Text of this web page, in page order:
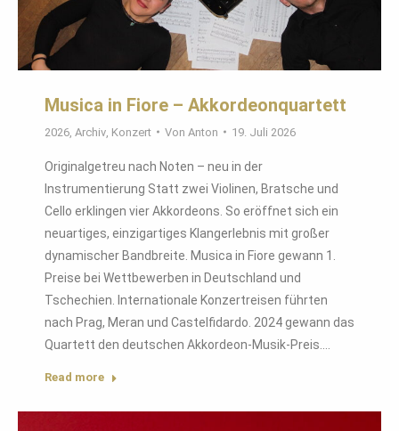
Musica in Fiore – Akkordeonquartett
2026 Archiv Konzert Von Anton 19. Juli 2026
Originalgetreu nach Noten – neu in der
Instrumentierung Statt zwei Violinen, Bratsche und
Cello erklingen vier Akkordeons. So eröffnet sich ein
neuartiges, einzigartiges Klangerlebnis mit großer
dynamischer Bandbreite. Musica in Fiore gewann 1.
Preise bei Wettbewerben in Deutschland und
Tschechien. Internationale Konzertreisen führten
nach Prag, Meran und Castelfidardo. 2024 gewann das
Quartett den deutschen Akkordeon-Musik-Preis.…
Read more